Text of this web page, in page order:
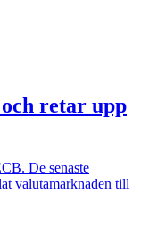
retar upp
De senaste
valutamarknaden till